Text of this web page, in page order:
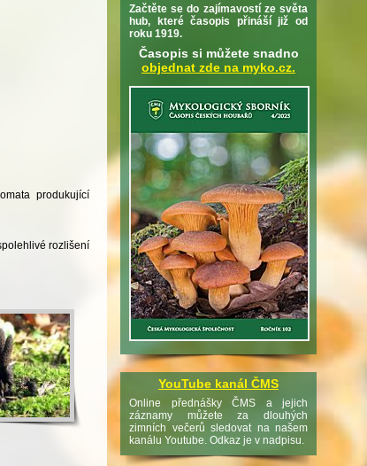
produkující
rozlišení
Začtěte se do zajímavostí ze světa
hub, které časopis přináší již od
roku 1919.
Časopis si můžete snadno
objednat zde na myko.cz.
YouTube kanál ČMS
Online přednášky ČMS a jejich
záznamy můžete za dlouhých
zimních večerů sledovat na našem
kanálu Youtube. Odkaz je v nadpisu.